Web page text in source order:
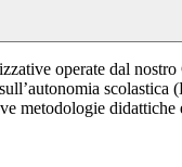
operate dal
metodologie